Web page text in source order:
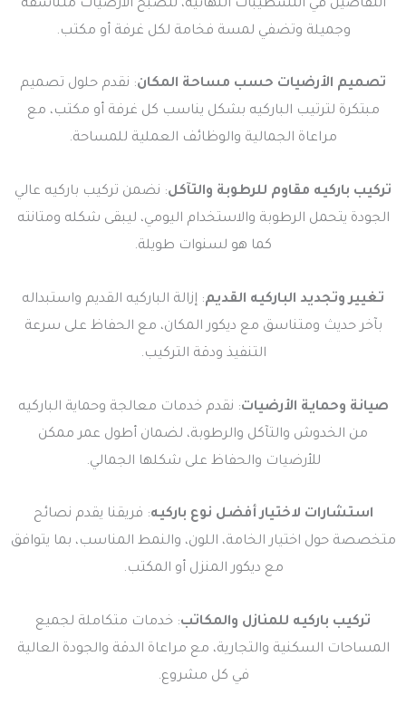
التفاصيل في التشطيبات النهائية، لتصبح الأرضيات متناسقة
وجميلة وتضفي لمسة فخامة لكل غرفة أو مكتب.
تصميم الأرضيات حسب مساحة المكان: نقدم حلول تصميم
مبتكرة لترتيب الباركيه بشكل يناسب كل غرفة أو مكتب، مع
مراعاة الجمالية والوظائف العملية للمساحة.
تركيب باركيه مقاوم للرطوبة والتآكل: نضمن تركيب باركيه عالي
الجودة يتحمل الرطوبة والاستخدام اليومي، ليبقى شكله ومتانته
كما هو لسنوات طويلة.
تغيير وتجديد الباركيه القديم: إزالة الباركيه القديم واستبداله
بآخر حديث ومتناسق مع ديكور المكان، مع الحفاظ على سرعة
التنفيذ ودقة التركيب.
صيانة وحماية الأرضيات: نقدم خدمات معالجة وحماية الباركيه
من الخدوش والتآكل والرطوبة، لضمان أطول عمر ممكن
للأرضيات والحفاظ على شكلها الجمالي.
استشارات لاختيار أفضل نوع باركيه: فريقنا يقدم نصائح
متخصصة حول اختيار الخامة، اللون، والنمط المناسب، بما يتوافق
مع ديكور المنزل أو المكتب.
تركيب باركيه للمنازل والمكاتب: خدمات متكاملة لجميع
المساحات السكنية والتجارية، مع مراعاة الدقة والجودة العالية
في كل مشروع.